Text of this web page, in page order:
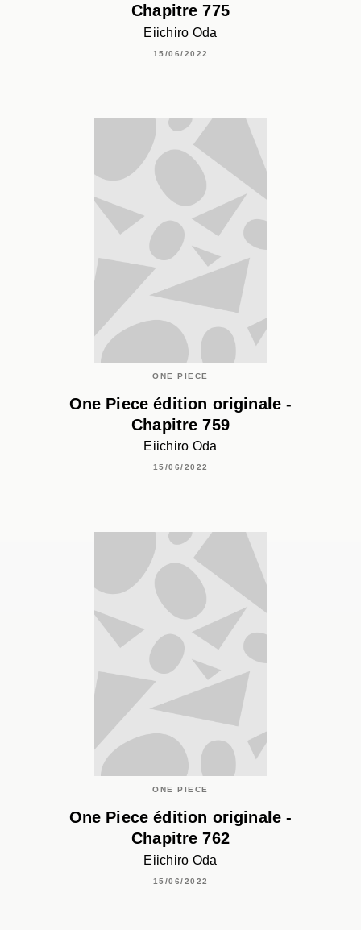
Chapitre 775
Eiichiro Oda
15/06/2022
ONE PIECE
One Piece édition originale -
Chapitre 759
Eiichiro Oda
15/06/2022
ONE PIECE
One Piece édition originale -
Chapitre 762
Eiichiro Oda
15/06/2022